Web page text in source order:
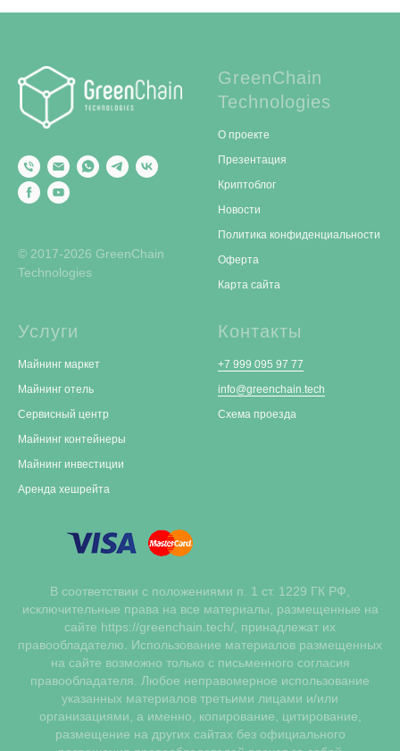
© 2017-2026 GreenChain
Technologies
GreenChain
Technologies
О проекте
Презентация
Криптоблог
Новости
Политика конфиденциальности
Оферта
Карта сайта
Услуги
Майнинг маркет
Майнинг отель
Сервисный центр
Майнинг контейнеры
Майнинг инвестиции
Аренда хешрейта
Контакты
+7 999 095 97 77
info@greenchain.tech
Схема проезда
В соответствии с положениями п. 1 ст. 1229 ГК РФ,
исключительные права на все материалы, размещенные на
сайте https://greenchain.tech/, принадлежат их
правообладателю. Использование материалов размещенных
на сайте возможно только с письменного согласия
правообладателя. Любое неправомерное использование
указанных материалов третьими лицами и/или
организациями, а именно, копирование, цитирование,
размещение на других сайтах без официального